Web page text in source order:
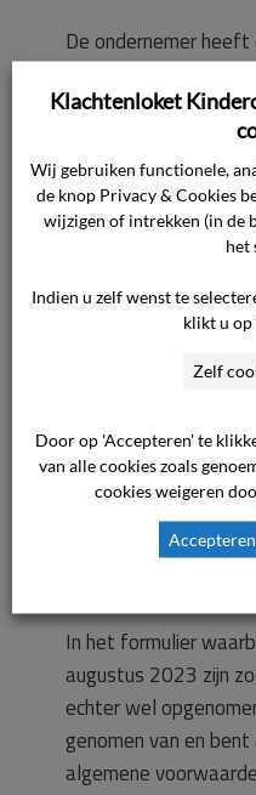
De ondernemer
verwijzing naar
ondertekening
hier niet mee
uitspraak van de
het contract met de
augustus 2023 een
plaatsingsgevens’
het reguliere
wijzigingscontract is
In het formulier
augustus 2023 zijn
echter wel
genomen van en
algemene
Klachtenloket
Wij gebruiken functionele,
de knop Privacy & Cookies
wijzigen of intrekken (in de
het
Indien u zelf wenst te
klikt u op
Zelf
Door op 'Accepteren' te
van alle cookies zoals
cookies weigeren
Accepteren